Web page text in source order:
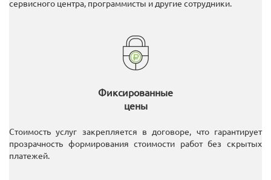
сервисного центра, программисты и другие сотрудники.
Фиксированные
цены
Стоимость услуг закрепляется в договоре, что гарантирует
прозрачность формирования стоимости работ без скрытых
платежей.